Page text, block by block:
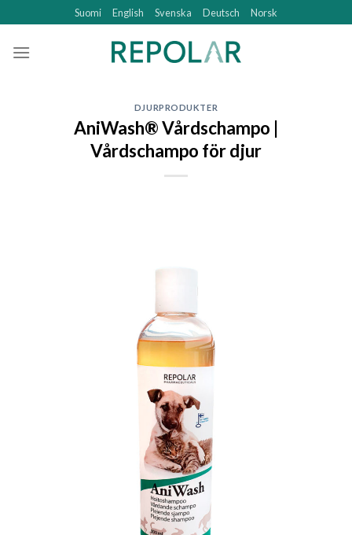
to
content
Suomi English Svenska Deutsch Norsk
DJURPRODUKTER
AniWash® Vårdschampo |
Vårdschampo för djur